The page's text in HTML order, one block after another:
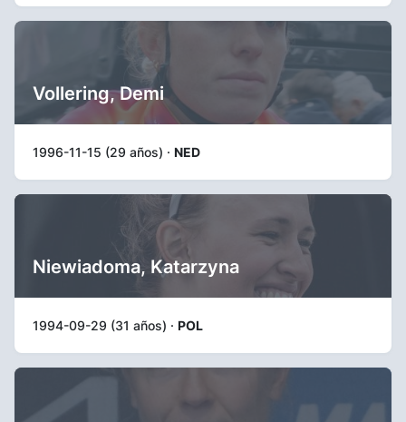
Vollering, Demi
1996-11-15 (29 años) · NED
Niewiadoma, Katarzyna
1994-09-29 (31 años) · POL